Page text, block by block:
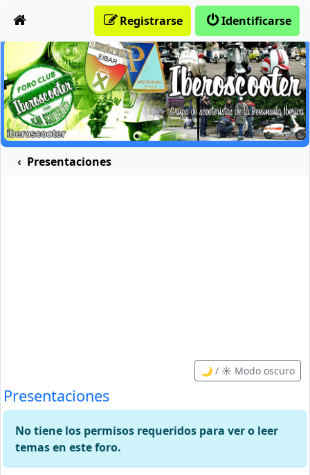
Identificarse
Registrarse
Presentaciones
🌙 / ☀️ Modo oscuro
Presentaciones
No tiene los permisos requeridos para ver o leer
temas en este foro.